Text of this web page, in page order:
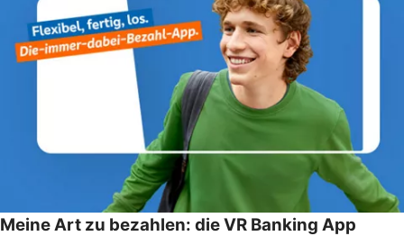
Meine Art zu bezahlen: die VR Banking App